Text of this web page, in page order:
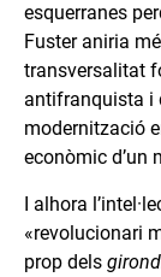
esquerranes
Fuster aniria
transversalitat
antifranquista i
modernització
econòmic d’un
I alhora
«revolucionari
prop dels